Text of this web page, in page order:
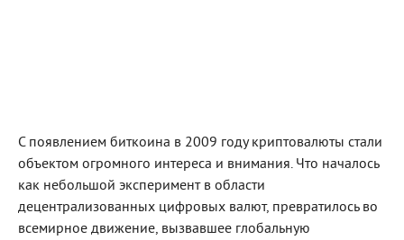
С появлением биткоина в 2009 году криптовалюты стали
объектом огромного интереса и внимания. Что началось
как небольшой эксперимент в области
децентрализованных цифровых валют, превратилось во
всемирное движение, вызвавшее глобальную